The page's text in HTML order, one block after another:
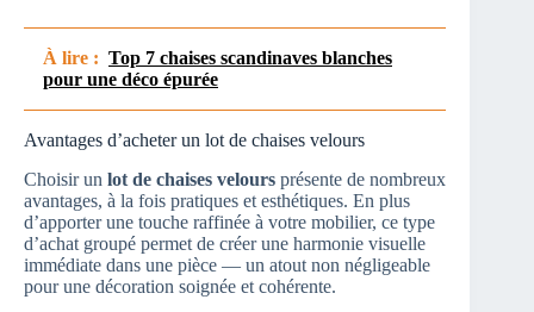
À lire : Top 7 chaises scandinaves blanches
pour une déco épurée
Avantages d’acheter un lot de chaises velours
Choisir un lot de chaises velours présente de nombreux
avantages, à la fois pratiques et esthétiques. En plus
d’apporter une touche raffinée à votre mobilier, ce type
d’achat groupé permet de créer une harmonie visuelle
immédiate dans une pièce — un atout non négligeable
pour une décoration soignée et cohérente.